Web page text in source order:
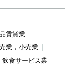
賃貸業
業，小売業
飲食サービス業